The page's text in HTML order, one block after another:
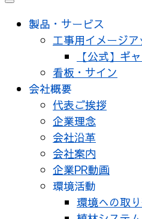
メ
製品・サービス
工事用イメージ
【公式】ギ
看板・サイン
会社概要
代表ご挨拶
企業理念
会社沿革
会社案内
企業PR動画
環境活動
環境への取